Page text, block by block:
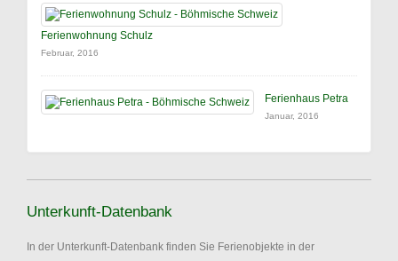
Ferienwohnung Schulz
Februar, 2016
Ferienhaus Petra
Januar, 2016
Unterkunft-Datenbank
In der Unterkunft-Datenbank finden Sie Ferienobjekte in der